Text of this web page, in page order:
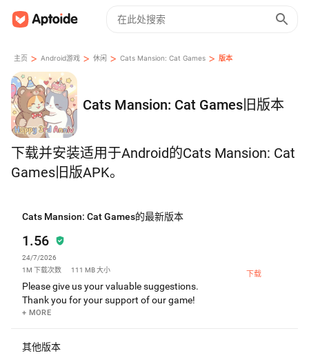
主页 > Android游戏 > 休闲 > Cats Mansion: Cat Games > 版本
Cats Mansion: Cat Games旧版本
下载并安装适用于Android的Cats Mansion: Cat
Games旧版APK。
Cats Mansion: Cat Games的最新版本
1.56
24/7/2026
1M 下载次数 111 MB大小
Please give us your valuable suggestions.
Thank you for your support of our game!
+ MORE
下载
其他版本